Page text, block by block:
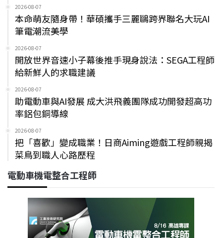
2026-08-07
本命萌友隨身帶！華碩攜手三麗鷗跨界聯名大玩AI
筆電潮流美學
2026-08-07
開放世界音速小子幕後推手現身說法：SEGA工程師
給新鮮人的求職建議
2026-08-07
助電動車與AI發展 成大洪飛義團隊成功開發超高功
率鋁包銅導線
2026-08-07
把「喜歡」變成職業！日商Aiming遊戲工程師親揭
菜鳥到職人心路歷程
電動車機電整合工程師